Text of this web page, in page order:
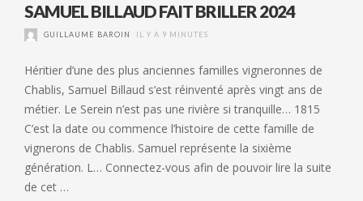
SAMUEL BILLAUD FAIT BRILLER 2024
GUILLAUME BAROIN IL Y A 9 MINUTES
Héritier d’une des plus anciennes familles vigneronnes de
Chablis, Samuel Billaud s’est réinventé après vingt ans de
métier. Le Serein n’est pas une rivière si tranquille… 1815
C’est la date ou commence l’histoire de cette famille de
vignerons de Chablis. Samuel représente la sixième
génération. L… Connectez-vous afin de pouvoir lire la suite
de cet …